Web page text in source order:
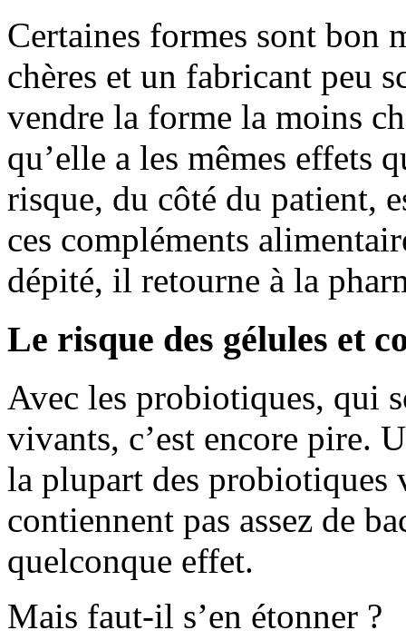
Certaines formes sont bon
chères et un fabricant peu
vendre la forme la moins
qu’elle a les mêmes effets
risque, du côté du patient,
ces compléments
dépité, il retourne à la
Le risque des gélules et
Avec les probiotiques, qui
vivants, c’est encore pire.
la plupart des probiotiques
contiennent pas assez de
quelconque effet.
Mais faut-il s’en étonner ?